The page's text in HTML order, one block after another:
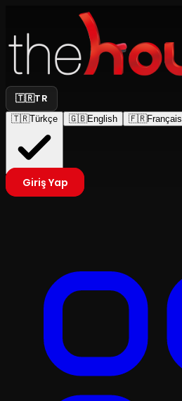
🇹🇷TR
🇹🇷Türkçe 🇬🇧English 🇫🇷Français
Giriş Yap